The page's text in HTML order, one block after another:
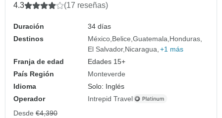
4.3 (17 reseñas)
Duración
34 días
Destinos
México Belice Guatemala Honduras
El Salvador Nicaragua +1 más
Franja de edad
Edades 15+
País Región
Monteverde
Idioma
Solo: Inglés
Operador
Intrepid Travel
Desde €4,390